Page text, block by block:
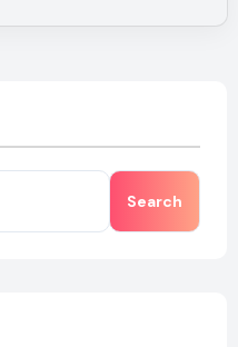
Search